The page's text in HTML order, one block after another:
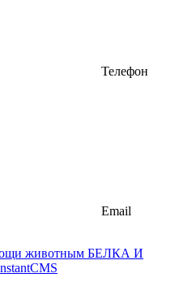
Телефон
Email
животным БЕЛКА И